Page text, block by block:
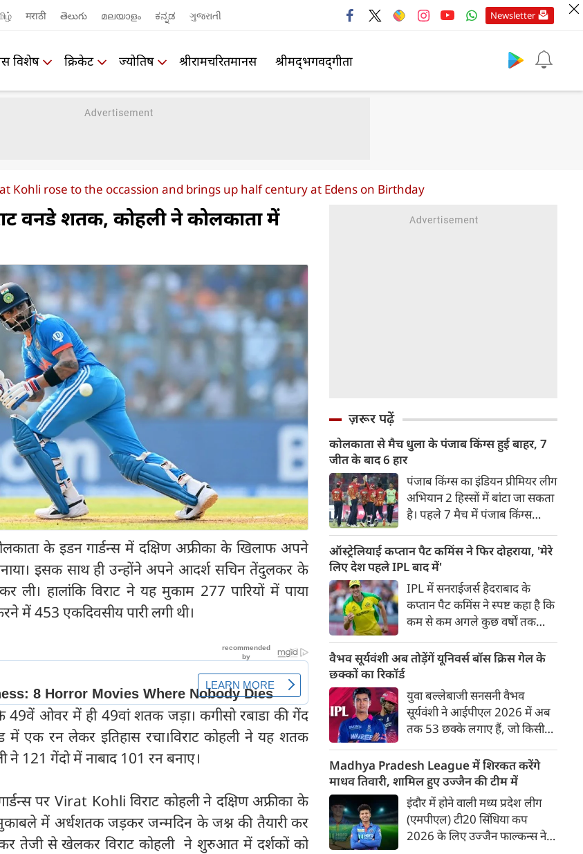
मराठी తెలుగు മലയാളം ಕನ್ನಡ ગુજરાતી Newsletter
विशेष क्रिकेट ज्योतिष श्रीरामचरितमानस श्रीमद्‍भगवद्‍गीता
Kohli rose to the occassion and brings up half century at Edens on Birthday
वनडे शतक, कोहली ने कोलकाता में
के इडन गार्डन्स में दक्षिण अफ्रीका के खिलाफ अपने
इसक साथ ही उन्होंने अपने आदर्श सचिन तेंदुलकर के
ली। हालांकि विराट ने यह मुकाम 277 पारियों में पाया
में 453 एकदिवसीय पारी लगी थी।
के 49वें ओवर में ही 49वां शतक जड़ा। कगीसो रबाडा की गेंद
में एक रन लेकर इतिहास रचा।विराट कोहली ने यह शतक
ने 121 गेंदो में नाबाद 101 रन बनाए।
पर Virat Kohli विराट कोहली ने दक्षिण अफ्रीका के
में अर्धशतक जड़कर जन्मदिन के जश्न की तैयारी कर
तेजी से खेलकर विराट कोहली ने शुरुआत में दर्शकों को
ज़रूर पढ़ें
कोलकाता से मैच धुला के पंजाब किंग्स हुई बाहर, 7
जीत के बाद 6 हार
पंजाब किंग्स का इंडियन प्रीमियर लीग
अभियान 2 हिस्सों में बांटा जा सकता
है। पहले 7 मैच में पंजाब किंग्स
उसे हार का सामना करना पड़ा इसके
बाद अंतिम मैच वह जरूर जीती
लेकिन तब तक उसकी किस्मत
लखनऊ के हाथ लिखी गई थी।
ऑस्ट्रेलियाई कप्तान पैट कमिंस ने फिर दोहराया, 'मेरे
लिए देश पहले IPL बाद में'
IPL में सनराईजर्स हैदराबाद के
कप्तान पैट कमिंस ने स्पष्ट कहा है कि
कम से कम अगले कुछ वर्षों तक
प्राथमिकता होगी। यह बयान उस चर्चा
के बीच आया है, जिसमें कहा जा रहा
है कि ऑस्ट्रेलिया के कुछ बड़े खिलाड़ी
IPL से आगे बढ़कर अन्य फ्रेंचाइजी
क्रिकेट खेलने के लिए राष्ट्रीय टीम से
दूरी बना सकते हैं।
वैभव सूर्यवंशी अब तोड़ेंगें यूनिवर्स बॉस क्रिस गेल के
छक्कों का रिकॉर्ड
युवा बल्लेबाजी सनसनी वैभव
सूर्यवंशी ने आईपीएल 2026 में अब
तक 53 छक्के लगाए हैं, जो किसी
टूर्नामेंट में दूसरे सबसे ज़्यादा हैं। सबसे
ज़्यादा 59 छक्के क्रिस गेल ने
आईपीएल 2012 में लगाए थे।
सूर्यवंशी की नज़रें अब गेल के रिकॉर्ड
पर होंगी।
Madhya Pradesh League में शिरकत करेंगे
माधव तिवारी, शामिल हुए उज्जैन की टीम में
इंदौर में होने वाली मध्य प्रदेश लीग
(एमपीएल) टी20 सिंधिया कप
2026 के लिए उज्जैन फाल्कन्स ने